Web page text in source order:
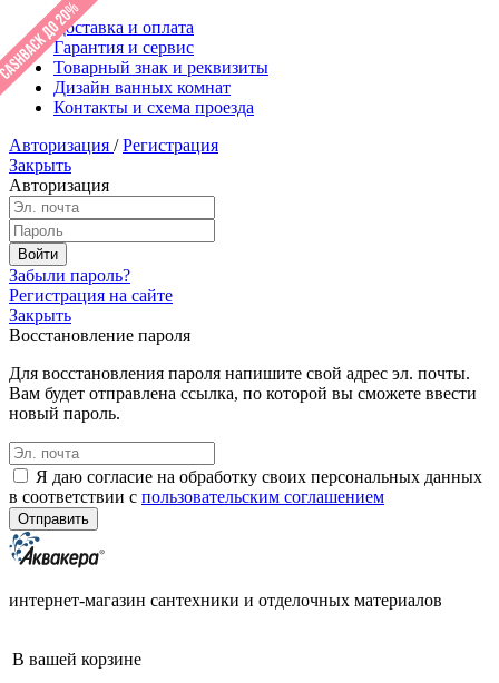
Доставка и оплата
Гарантия и сервис
Товарный знак и реквизиты
Дизайн ванных комнат
Контакты и схема проезда
Авторизация / Регистрация
Закрыть
Авторизация
Забыли пароль?
Регистрация на сайте
Закрыть
Восстановление пароля
Для восстановления пароля напишите свой адрес эл. почты.
Вам будет отправлена ссылка, по которой вы сможете ввести
новый пароль.
Я даю согласие на обработку своих персональных данных
в соответствии с пользовательским соглашением
интернет-магазин сантехники и отделочных материалов
В вашей корзине